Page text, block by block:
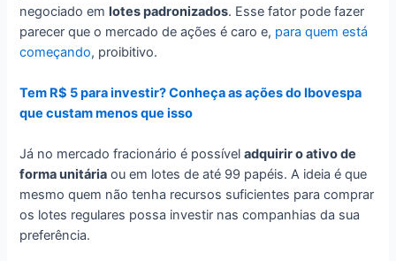
negociado emlotes padronizados. Esse fator pode fazer
parecer que o mercado de ações é caro e, para quem está
começando, proibitivo.
Tem R$ 5 para investir? Conheça as ações do Ibovespa
que custam menos que isso
Já no mercado fracionário é possíveladquirir o ativo de
forma unitária ou em lotes de até 99 papéis. A ideia é que
mesmo quem não tenha recursos suficientes para comprar
os lotes regulares possa investir nas companhias da sua
preferência.